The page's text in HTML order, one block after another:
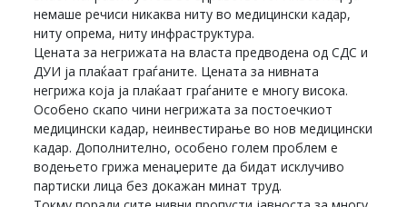
немаше речиси никаква ниту во медицински кадар,
ниту опрема, ниту инфраструктура.
Цената за негрижата на власта предводена од СДС и
ДУИ ја плаќаат граѓаните. Цената за нивната
негрижа која ја плаќаат граѓаните е многу висока.
Особено скапо чини негрижата за постоечкиот
медицински кадар, неинвестирање во нов медицински
кадар. Дополнително, особено голем проблем е
водењето грижа менаџерите да бидат исклучиво
партиски лица без докажан минат труд.